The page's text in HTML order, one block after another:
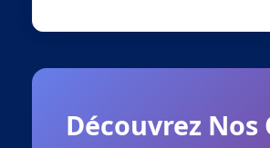
Découvrez